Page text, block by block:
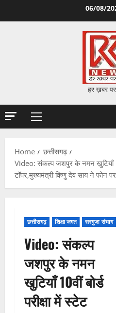
06/08/
हर ख़बर
Primary
Home
छत्तीसगढ़
Video: संकल्प जशपुर के नमन खुटियाँ
टॉपर,मुख्यमंत्री विष्णु देव साय ने फोन
छत्तीसगढ़ शिक्षा जगत सरगुजा संभाग
Video: संकल्प
जशपुर के नमन
खुटियाँ 10वीं बोर्ड
परीक्षा में स्टेट